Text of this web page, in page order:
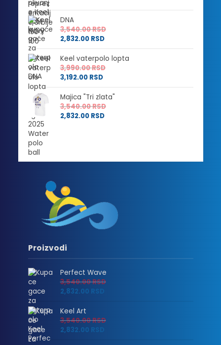
2,832.00 RSD
DNA
3,540.00RSD
2,832.00 RSD
Keel vaterpolo lopta
3,990.00RSD
3,192.00 RSD
Majica "Tri zlata"
3,540.00RSD
2,832.00 RSD
Proizvodi
Perfect Wave
3,540.00RSD
2,832.00 RSD
Keel Art
3,540.00RSD
2,832.00 RSD